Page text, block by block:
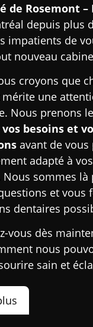
de Rosemont –
depuis plus
impatients de
nouveau
croyons que
une
Nous prenons
besoins et
avant de
adapté à
Nous sommes
et vous
dentaires
vous dès
nous
sain et